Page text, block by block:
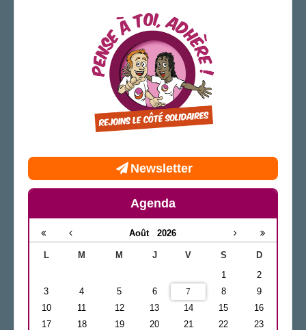
Newsletter
Agenda
Août 2026
L M M J V S
D
1
2
3
4 5 6 7 8
9
10
11 12 13 14 15
16
17
18 19 20 21 22
23